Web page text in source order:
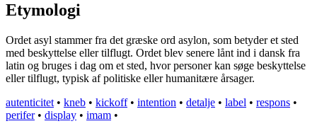
Etymologi
Ordet asyl stammer fra det græske ord asylon, som betyder et sted
med beskyttelse eller tilflugt. Ordet blev senere lånt ind i dansk fra
latin og bruges i dag om et sted, hvor personer kan søge beskyttelse
eller tilflugt, typisk af politiske eller humanitære årsager.
autenticitet • kneb • kickoff• intention • detalje • label • respons •
perifer• display • imam •